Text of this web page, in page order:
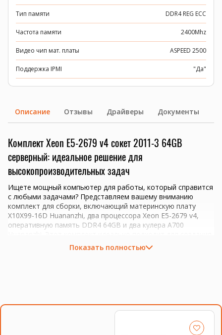
Тип памяти DDR4 REG ECC
Частота памяти 2400Mhz
Видео чип мат. платы ASPEED 2500
Поддержка IPMI "Да"
Описание Отзывы Драйверы Документы
Комплект Xeon E5-2679 v4 сокет 2011-3 64GB
серверный: идеальное решение для
высокопроизводительных задач
Ищете мощный компьютер для работы, который справится
с любыми задачами? Представляем вашему вниманию
комплект для сборки, включающий материнскую плату
X10X99-16D Huananzhi, два процессора Xeon E5-2679 v4,
оперативную память DDR4 64GB и два кулера A700
высокопроизводительного сервера или производительного
ПК, способного справиться с многозадачностью и самыми
вашего будущего сервера. Она поддерживает процессоры
Xeon и обеспечивает стабильную работу системы. Плата
Показать полностью